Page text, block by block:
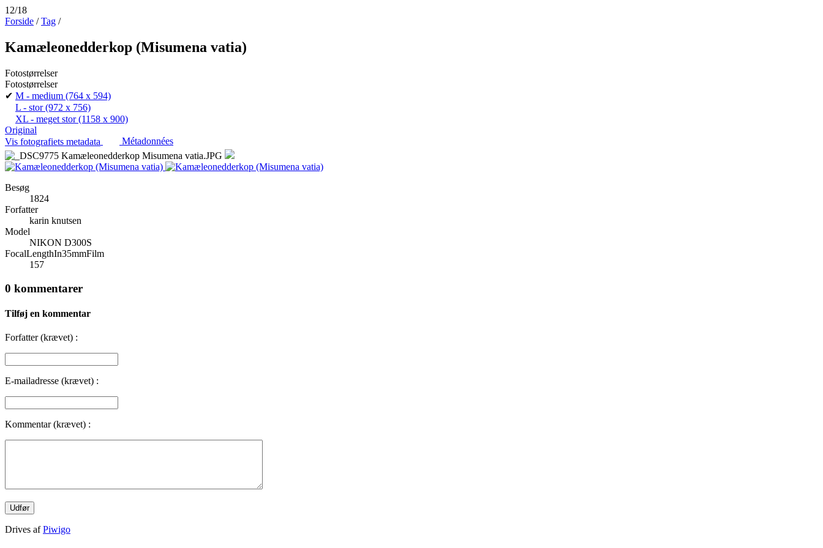
12/18
Forside /Tag /
Kamæleonedderkop (Misumena vatia)
Fotostørrelser
Fotostørrelser
✔ M - medium (764 x 594)
L - stor(972 x 756)
XL - meget stor(1158 x 900)
Original
Vis fotografiets metadata
Métadonnées
Besøg
1824
Forfatter
karin knutsen
Model
NIKON D300S
FocalLengthIn35mmFilm
157
0 kommentarer
Tilføj en kommentar
Forfatter (krævet) :
E-mailadresse (krævet) :
Kommentar (krævet) :
Drives afPiwigo